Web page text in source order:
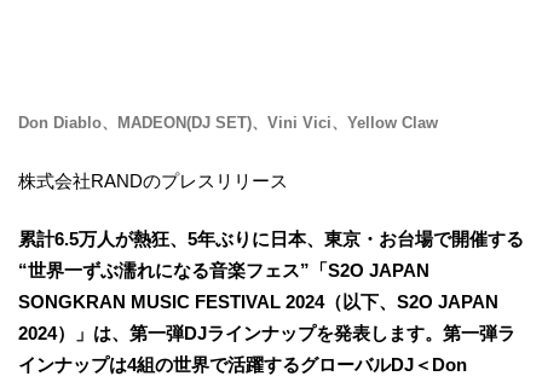
Don Diablo、MADEON(DJ SET)、Vini Vici、Yellow Claw
株式会社RANDのプレスリリース
累計6.5万人が熱狂、5年ぶりに日本、東京・お台場で開催する
“世界一ずぶ濡れになる音楽フェス”「S2O JAPAN
SONGKRAN MUSIC FESTIVAL 2024（以下、S2O JAPAN
2024）」は、第一弾DJラインナップを発表します。第一弾ラ
インナップは4組の世界で活躍するグローバルDJ＜Don